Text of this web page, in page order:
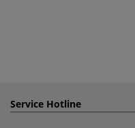
Service Hotline